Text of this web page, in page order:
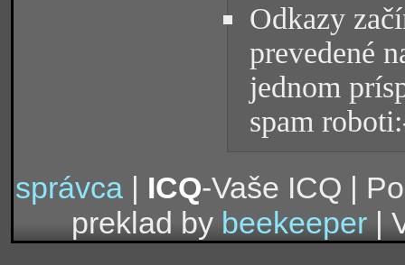
Odkazy
prevedené
jednom
spam
správca| ICQ-Vaše ICQ |
preklad by beekeeper |